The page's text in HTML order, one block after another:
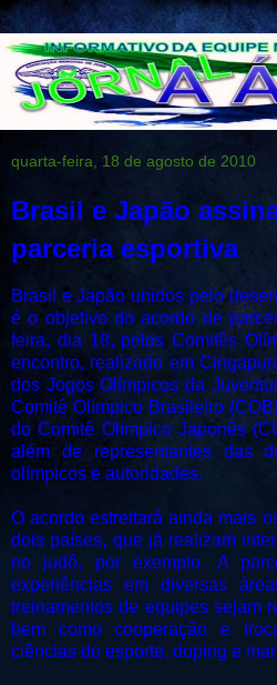
quarta-feira, 18 de agosto de 2010
Brasil e Japão
parceria esportiva
Brasil e Japão unidos pelo
é o objetivo do acordo de
feira, dia 18, pelos Comitês
encontro, realizado em
dos Jogos Olímpicos da
Comitê Olímpico Brasileiro
do Comitê Olímpico Japonês
além de representantes das
olímpicos e autoridades.
O acordo estreitará ainda mais
dois países, que já realizam
no judô, por exemplo. A
experiências em diversas
treinamentos de equipes sejam
bem como cooperação e
ciências do esporte, doping e